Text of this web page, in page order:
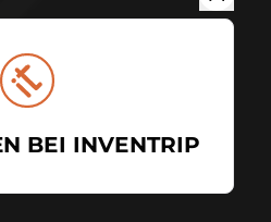
BEI INVENTRIP